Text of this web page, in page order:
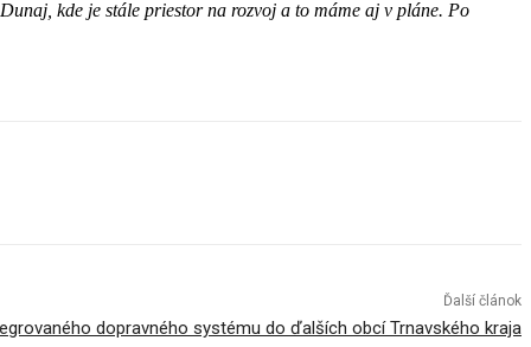
kde je stále priestor na rozvoj a to máme aj v pláne. Po
Ďalší článok
dopravného systému do ďalších obcí Trnavského kraja